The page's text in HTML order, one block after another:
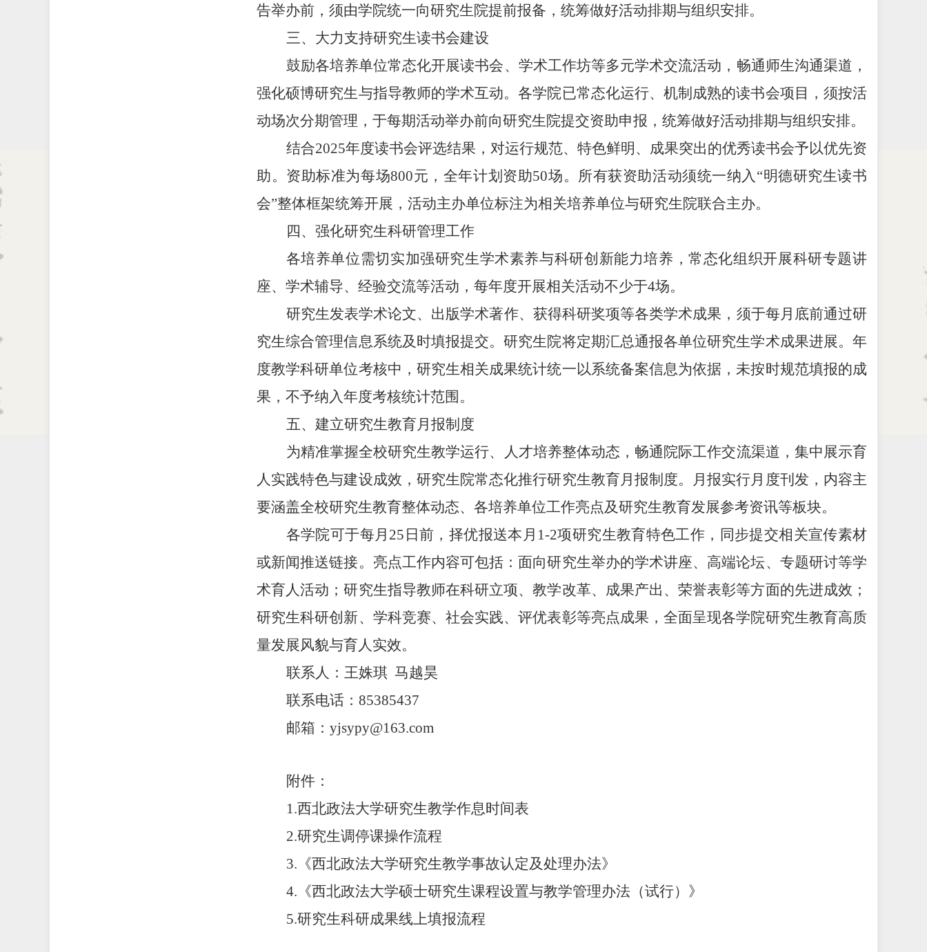
告举办前，须由学院统一向研究生院提前报备，统筹做好活动排期与组织安排。
三、大力支持研究生读书会建设
鼓励各培养单位常态化开展读书会、学术工作坊等多元学术交流活动，畅通师生沟通渠道，
强化硕博研究生与指导教师的学术互动。各学院已常态化运行、机制成熟的读书会项目，须按活
动场次分期管理，于每期活动举办前向研究生院提交资助申报，统筹做好活动排期与组织安排。
结合2025年度读书会评选结果，对运行规范、特色鲜明、成果突出的优秀读书会予以优先资
助。资助标准为每场800元，全年计划资助50场。所有获资助活动须统一纳入 “明德研究生读书
会”整体框架统筹开展，活动主办单位标注为相关培养单位与研究生院联合主办。
四、强化研究生科研管理工作
各培养单位需切实加强研究生学术素养与科研创新能力培养，常态化组织开展科研专题讲
座、学术辅导、经验交流等活动，每年度开展相关活动不少于4场。
研究生发表学术论文、出版学术著作、获得科研奖项等各类学术成果，须于每月底前通过研
究生综合管理信息系统及时填报提交。研究生院将定期汇总通报各单位研究生学术成果进展。年
度教学科研单位考核中，研究生相关成果统计统一以系统备案信息为依据，未按时规范填报的成
果，不予纳入年度考核统计范围。
五、建立研究生教育月报制度
为精准掌握全校研究生教学运行、人才培养整体动态，畅通院际工作交流渠道，集中展示育
人实践特色与建设成效，研究生院常态化推行研究生教育月报制度。月报实行月度刊发，内容主
要涵盖全校研究生教育整体动态、各培养单位工作亮点及研究生教育发展参考资讯等板块。
各学院可于每月 25日前，择优报送本月1-2项研究生教育特色工作，同步提交相关宣传素材
或新闻推送链接。亮点工作内容可包括：面向研究生举办的学术讲座、高端论坛、专题研讨等学
术育人活动；研究生指导教师在科研立项、教学改革、成果产出、荣誉表彰等方面的先进成效；
研究生科研创新、学科竞赛、社会实践、评优表彰等亮点成果，全面呈现各学院研究生教育高质
量发展风貌与育人实效。
联系人：王姝琪 马越昊
联系电话： 85385437
邮箱： yjsypy@163.com
附件：
1.西北政法大学研究生教学作息时间表
2.研究生调停课操作流程
3. 《西北政法大学研究生教学事故认定及处理办法》
4. 《西北政法大学硕士研究生课程设置与教学管理办法（试行）》
5.研究生科研成果线上填报流程